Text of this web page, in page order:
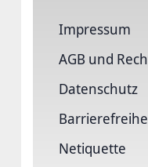
Impressum
AGB und
Datenschutz
Netiquette